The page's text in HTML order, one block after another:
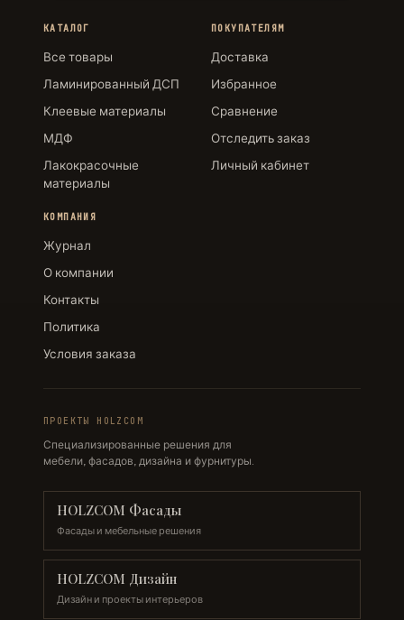
КАТАЛОГ
Все товары
Ламинированный ДСП
Клеевые материалы
МДФ
Лакокрасочные
материалы
ПОКУПАТЕЛЯМ
Доставка
Избранное
Сравнение
Отследить заказ
Личный кабинет
КОМПАНИЯ
Журнал
О компании
Контакты
Политика
Условия заказа
ПРОЕКТЫ HOLZCOM
Специализированные решения для
мебели, фасадов, дизайна и фурнитуры.
HOLZCOM Фасады
Фасады и мебельные решения
HOLZCOM Дизайн
Дизайн и проекты интерьеров